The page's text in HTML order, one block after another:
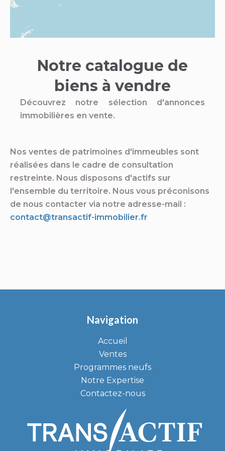
Notre catalogue de
biens à vendre
Découvrez notre sélection d'annonces
immobilières en vente.
Nos ventes de patrimoines d'immeubles sont
réalisées dans le cadre de consultation
restreinte. Nous disposons d'actifs sur
l'ensemble du territoire. Nous vous préconisons
de nous contacter via notre adresse-mail :
contact@transactif-immobilier.fr
Navigation
Accueil
Ventes
Programmes neufs
Notre Expertise
Contactez-nous